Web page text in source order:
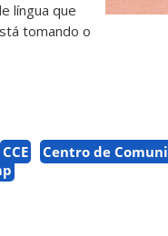
língua que
tomando o
CCE Centro de